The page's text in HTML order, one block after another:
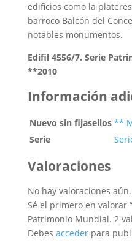
edificios como la
barroco Balcón del
notables monumentos.
Edifil 4556/7. Serie
**2010
Información
Nuevo sin fijasellos **
Serie
Valoraciones
No hay valoraciones aún.
Sé el primero en valorar
Patrimonio Mundial. 2
Debes accederpara